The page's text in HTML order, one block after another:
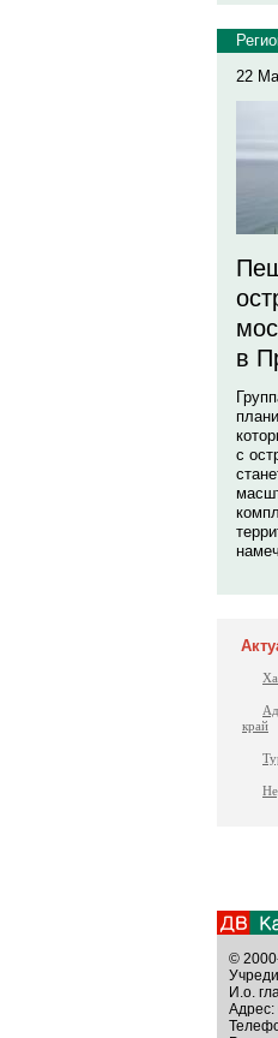
22
в
с
край
©
И.о.
Адрес: